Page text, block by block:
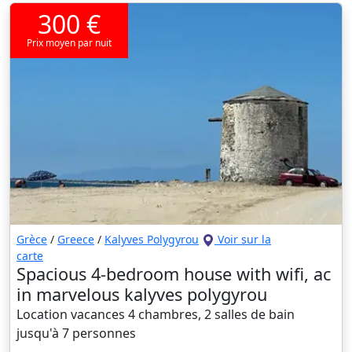
300 €
Prix moyen par nuit
Grèce / Greece / Kalyves Polygyrou
Voir sur la
carte
Spacious 4-bedroom house with wifi, ac
in marvelous kalyves polygyrou
Location vacances 4 chambres, 2 salles de bain
jusqu'à 7 personnes